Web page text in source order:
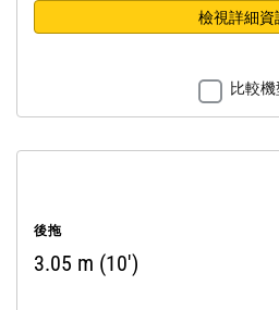
檢視詳細資
比較機
後拖
3.05 m (10')